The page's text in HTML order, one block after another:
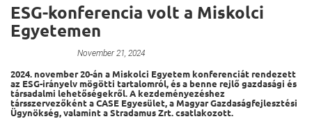
ESG-konferencia volt a Miskolci
Egyetemen
November 21, 2024
2024. november 20-án a Miskolci Egyetem konferenciát rendezett
az ESG-irányelv mögötti tartalomról, és a benne rejlő gazdasági és
társadalmi lehetőségekről. A kezdeményezéshez
társszervezőként a CASE Egyesület, a Magyar Gazdaságfejlesztési
Ügynökség, valamint a Stradamus Zrt. csatlakozott.